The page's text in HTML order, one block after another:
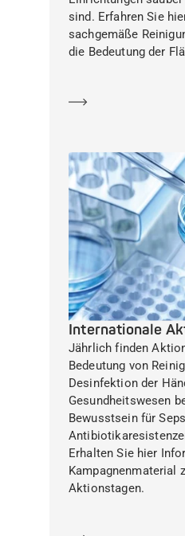
sind. Erfahren Sie
sachgemäße
die Bedeutung der
Internationale
Jährlich finden
Bedeutung von
Desinfektion der
Gesundheitswesen
Bewusstsein für
Erhalten Sie hier
Kampagnenmaterial
Aktionstagen.